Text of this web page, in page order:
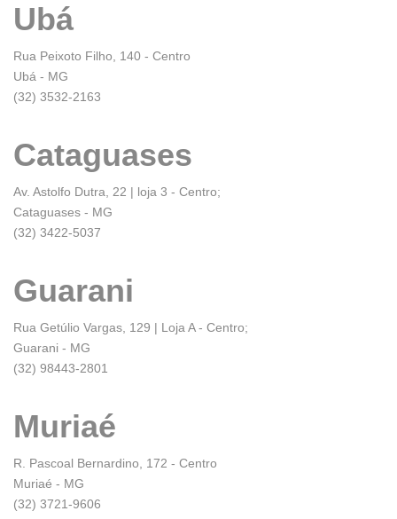
Ubá
Rua Peixoto Filho, 140 - Centro
Ubá - MG
(32) 3532-2163
Cataguases
Av. Astolfo Dutra, 22 | loja 3 - Centro;
Cataguases - MG
(32) 3422-5037
Guarani
Rua Getúlio Vargas, 129 | Loja A - Centro;
Guarani - MG
(32) 98443-2801
Muriaé
R. Pascoal Bernardino, 172 - Centro
Muriaé - MG
(32) 3721-9606